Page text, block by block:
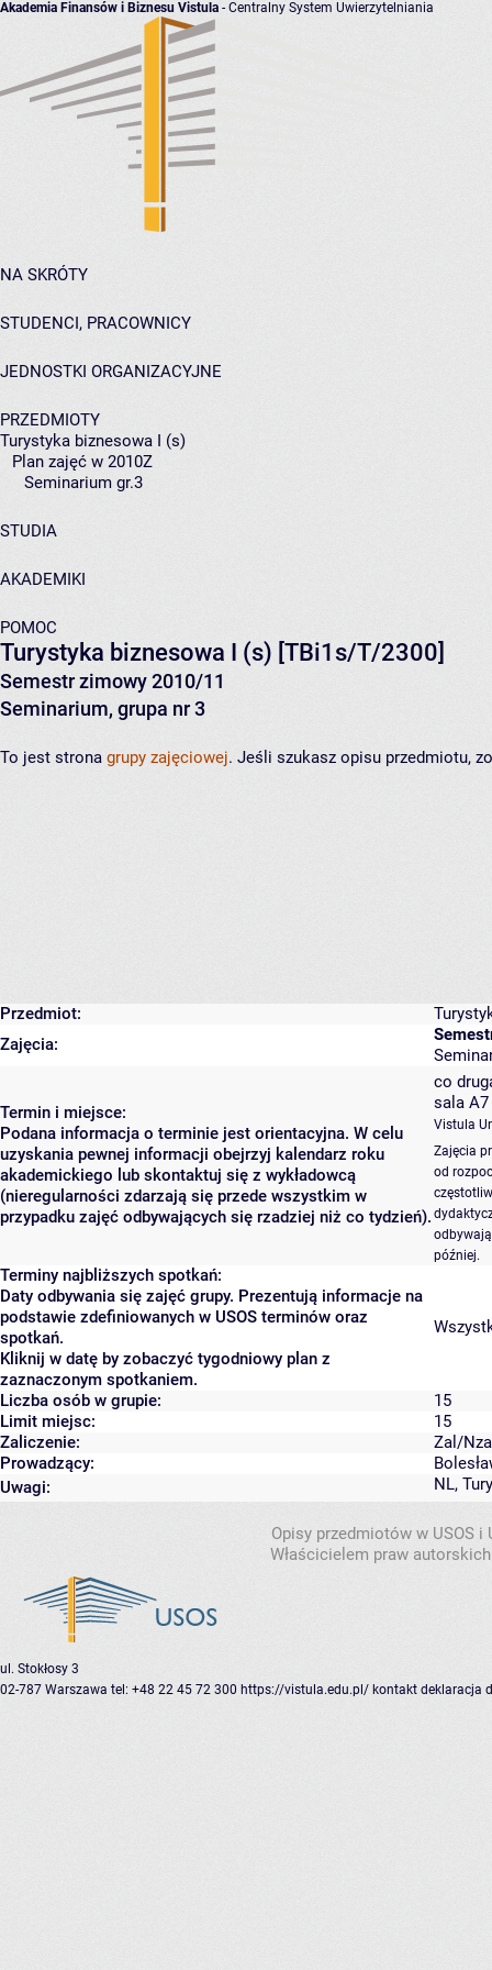
Akademia Finansów i Biznesu Vistula - Centralny System Uwierzytelniania
NA SKRÓTY
STUDENCI, PRACOWNICY
JEDNOSTKI ORGANIZACYJNE
PRZEDMIOTY
Turystyka biznesowa I (s)
Plan zajęć w 2010Z
Seminarium gr.3
STUDIA
AKADEMIKI
POMOC
Turystyka biznesowa I (s) [TBi1s/T/2300]
Semestr zimowy 2010/11
Seminarium, grupa nr 3
To jest strona grupy zajęciowej. Jeśli szukasz opisu przedmiotu,
Przedmiot:
Zajęcia:
Termin i miejsce:
Podana informacja o terminie jest orientacyjna. W celu
uzyskania pewnej informacji obejrzyj kalendarz roku
akademickiego lub skontaktuj się z wykładowcą
(nieregularności zdarzają się przede wszystkim w
przypadku zajęć odbywających się rzadziej niż co tydzień).
co
sala A7
Vistula
Zajęcia
od
później.
Terminy najbliższych spotkań:
Daty odbywania się zajęć grupy. Prezentują informacje na
podstawie zdefiniowanych w USOS terminów oraz
spotkań.
Kliknij w datę by zobaczyć tygodniowy plan z
zaznaczonym spotkaniem.
Liczba osób w grupie:
15
Limit miejsc:
15
Zaliczenie:
Zal/
Prowadzący:
Uwagi:
NL,
Opisy przedmiotów w USOS
Właścicielem praw
ul. Stokłosy 3
02-787 Warszawa tel: +48 22 45 72 300 https://vistula.edu.pl/ kontakt deklaracja